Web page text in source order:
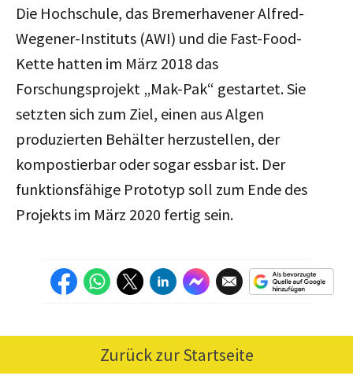
Die Hochschule, das Bremerhavener Alfred-
Wegener-Instituts (AWI) und die Fast-Food-
Kette hatten im März 2018 das
Forschungsprojekt „Mak-Pak“ gestartet. Sie
setzten sich zum Ziel, einen aus Algen
produzierten Behälter herzustellen, der
kompostierbar oder sogar essbar ist. Der
funktionsfähige Prototyp soll zum Ende des
Projekts im März 2020 fertig sein.
Zurück zur Startseite